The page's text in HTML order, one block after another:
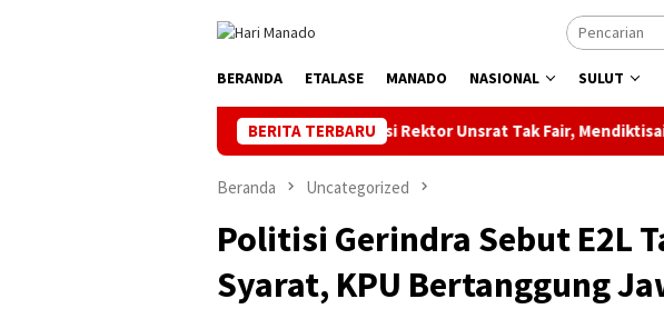
BERANDA ETALASE MANADO NASIONAL SULUT
BERITA TERBARU
Curiga Suksesi Rektor Unsrat Tak Fair, Mendiktisaintek Copot
Beranda Uncategorized
Politisi Gerindra Sebut E2L
Syarat, KPU Bertanggung